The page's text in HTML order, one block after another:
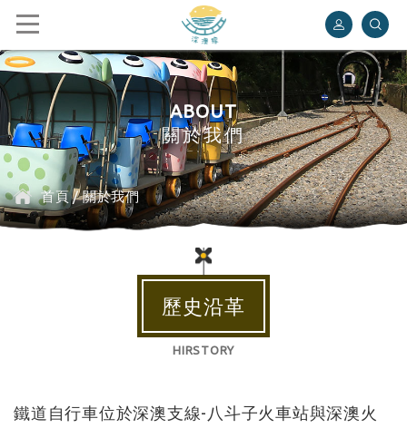
深澳鐵道自行車
ABOUT
關於我們
首頁/關於我們
歷史沿革
HIRSTORY
鐵道自行車位於深澳支線-八斗子火車站與深澳火